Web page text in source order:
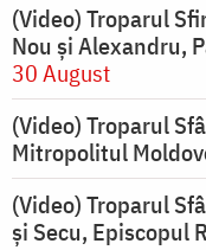
(Video) Troparul
Nou și Alexandru,
30 August
(Video) Troparul
Mitropolitul
(Video) Troparul
și Secu, Episcopul